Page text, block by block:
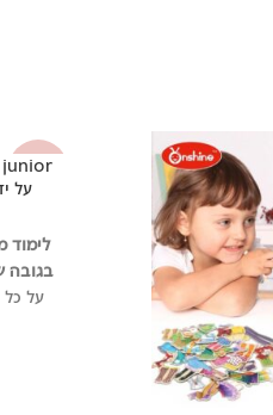
-40%
על
לימוד
בגובה שונה 1- הכי
על